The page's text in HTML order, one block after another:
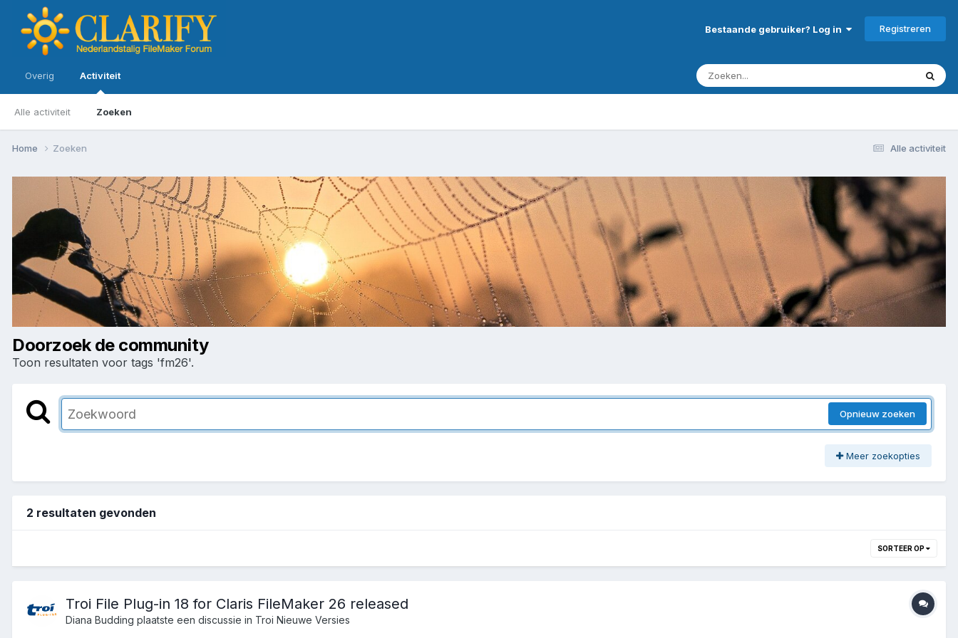
Bestaande gebruiker? Log in Registreren
Overig Activiteit
Alle activiteit Zoeken
Alle activiteit
Home Zoeken
Doorzoek de community
Toon resultaten voor tags 'fm26'.
Opnieuw zoeken
Meer zoekopties
2 resultaten gevonden
SORTEER OP
Troi File Plug-in 18 for Claris FileMaker 26 released
Diana Budding plaatste een discussie in Troi Nieuwe Versies